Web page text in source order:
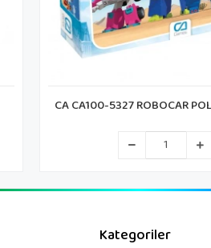
CA CA100-5327 ROBOCAR
Kategoriler